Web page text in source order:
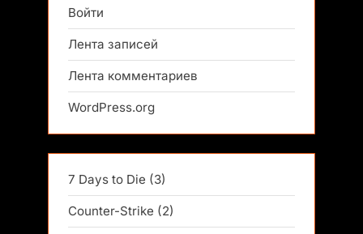
Войти
Лента записей
Лента комментариев
WordPress.org
7 Days to Die (3)
Counter-Strike (2)